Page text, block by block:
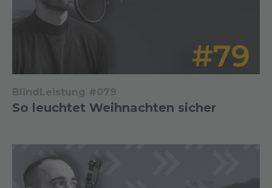
BlindLeistung #079
So leuchtet Weihnachten sicher